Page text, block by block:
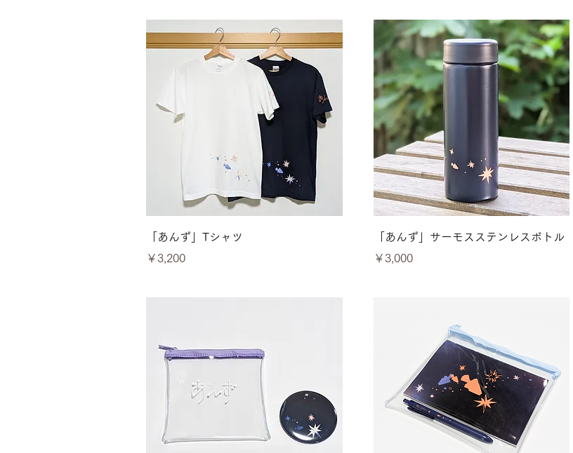
クイックビュー
「あんず」Tシャツ
価格
￥3,200
クイックビュー
「あんず」サーモスステンレスボトル
価格
￥3,000